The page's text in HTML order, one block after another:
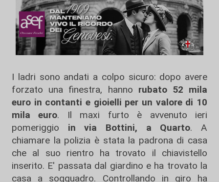
I ladri sono andati a colpo sicuro: dopo avere
forzato una finestra, hanno rubato 52 mila
euro in contanti e gioielli per un valore di 10
mila euro. Il maxi furto è avvenuto ieri
pomeriggio in via Bottini, a Quarto. A
chiamare la polizia è stata la padrona di casa
che al suo rientro ha trovato il chiavistello
inserito. E' passata dal giardino e ha trovato la
casa a soqquadro. Controllando in giro ha